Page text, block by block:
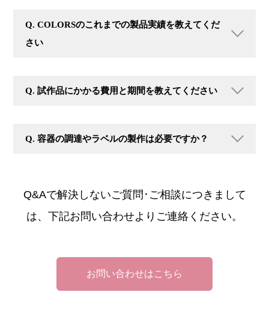
Q. COLORSのこれまでの製品実績を教えてくだ
さい
Q. 試作品にかかる費用と期間を教えてください
Q. 容器の調達やラベルの製作は必要ですか？
Q&Aで解決しないご質問･ご相談につきまして
は、下記お問い合わせよりご連絡ください。
お問い合わせはこちら